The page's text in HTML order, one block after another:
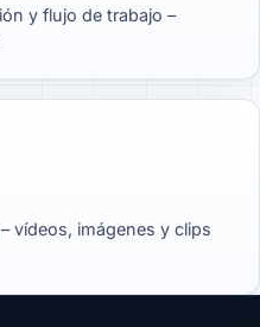
y flujo de trabajo –
vídeos, imágenes y clips